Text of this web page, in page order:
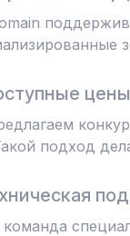
цены
подход